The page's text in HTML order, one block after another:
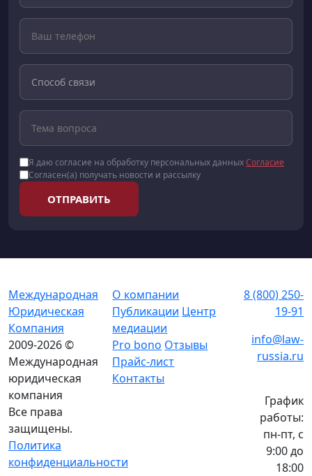
Я даю согласие на обработку персональных данныхСогласие
Согласен(а) получать новости и рассылку
ОТПРАВИТЬ
Международная
Юридическая
Компания
2009-2026 ©
Международная
юридическая
компания
Все права
защищены.
Политика
конфиденциальности
О компании
Публикации Центр
медиации
Pro bono Отзывы
Прайс-лист
Контакты
8 (800) 250-
19-91
info@law-
russia.ru
График
работы:
пн-пт, с
9:00 до
18:00